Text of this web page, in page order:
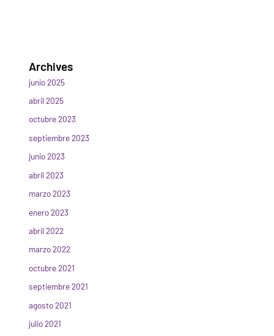
Archives
junio 2025
abril 2025
octubre 2023
septiembre 2023
junio 2023
abril 2023
marzo 2023
enero 2023
abril 2022
marzo 2022
octubre 2021
septiembre 2021
agosto 2021
julio 2021